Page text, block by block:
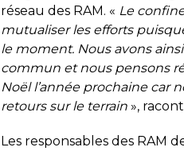
réseau des RAM. « Le
mutualiser les efforts
le moment. Nous avons
commun et nous pensons
Noël l’année prochaine car
retours sur le terrain»,
Les responsables des RAM